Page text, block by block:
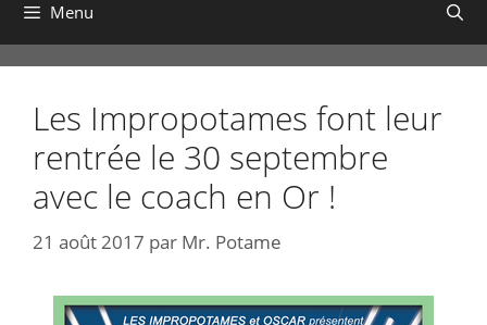
Menu
Les Impropotames font leur
rentrée le 30 septembre
avec le coach en Or !
21 août 2017 par Mr. Potame